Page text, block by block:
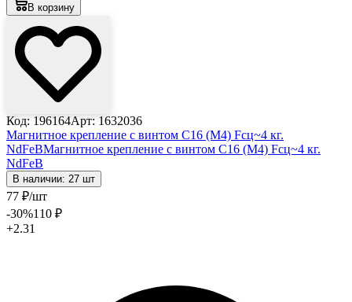
В корзину
Код: 196164Арт: 1632036
Магнитное крепление с винтом С16 (М4) Fсц~4 кг.
NdFeBМагнитное крепление с винтом С16 (М4) Fсц~4 кг.
NdFeB
В наличии: 27 шт
77 ₽/шт
-30%110 ₽
+2.31